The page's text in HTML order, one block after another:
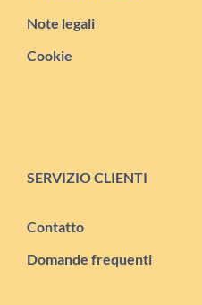
Note legali
Cookie
SERVIZIO CLIENTI
Contatto
Domande frequenti